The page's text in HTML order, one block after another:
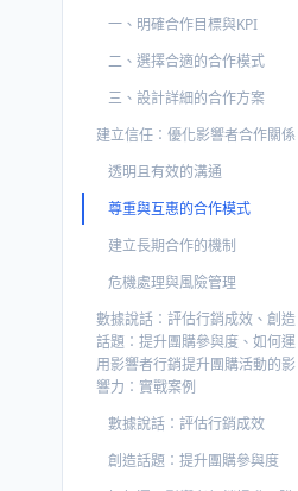
一、明確合作目標與KPI
二、選擇合適的合作模式
三、設計詳細的合作方案
建立信任：優化影響者合作關係
透明且有效的溝通
尊重與互惠的合作模式
建立長期合作的機制
危機處理與風險管理
數據說話：評估行銷成效、創造
話題：提升團購參與度、如何運
用影響者行銷提升團購活動的影
響力：實戰案例
數據說話：評估行銷成效
創造話題：提升團購參與度